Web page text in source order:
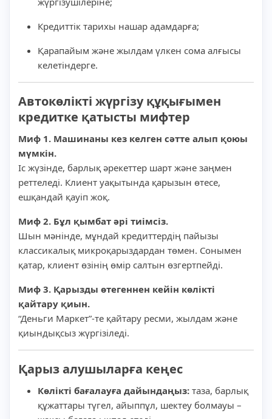
Кредиттік тарихы нашар адамдарға;
Қарапайым және жылдам үлкен сома алғысы
келетіндерге.
Автокөлікті жүргізу құқығымен
кредитке қатысты мифтер
Миф 1. Машинаны кез келген сәтте алып қоюы
мүмкін.
Іс жүзінде, барлық әрекеттер шарт және заңмен
реттеледі. Клиент уақытында қарызын өтесе,
ешқандай қауіп жоқ.
Миф 2. Бұл қымбат әрі тиімсіз.
Шын мәнінде, мұндай кредиттердің пайызы
классикалық микроқарыздардан төмен. Сонымен
қатар, клиент өзінің өмір салтын өзгертпейді.
Миф 3. Қарызды өтегеннен кейін көлікті
қайтару қиын.
“Деньги Маркет”-те қайтару ресми, жылдам және
қиындықсыз жүргізіледі.
Қарыз алушыларға кеңес
Көлікті бағалауға дайындаңыз: таза, барлық
құжаттары түгел, айыппұл, шектеу болмауы –